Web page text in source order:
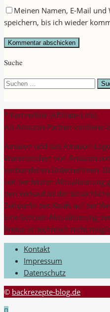
Meinen Namen, E-Mail
speichern, bis ich wieder
Suche
Suchen
* Partnerlink (Affiliate-Link)
Als Amazon-Partner verdiene
Amazon und das Amazon-
Warenzeichen von
verbundenen Unternehmen.
seit der letzten Aktualisierung
den Verkauf ist der
Zeitpunkt des Kaufs auf der
Eine Echtzeit-Aktualisierung
Preise ist technisch nicht
Kontakt
Impressum
Datenschutz
© backrezepte-blog.de